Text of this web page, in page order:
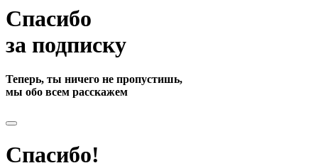
Спасибо
за подписку
Теперь, ты ничего не пропустишь,
мы обо всем расскажем
Спасибо!